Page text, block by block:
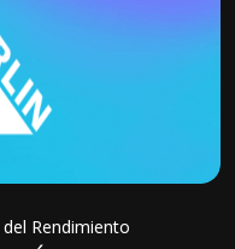
Rendimiento